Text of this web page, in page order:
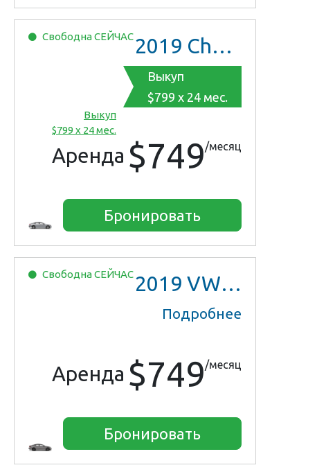
СвободнаСЕЙЧАС2019 Chevrolet Malibu
Выкуп
$799 x 24 мес.
Выкуп
$799 x 24 мес.
Аренда $749/месяц
Бронировать
СвободнаСЕЙЧАС2019 VW Jetta
Подробнее
Аренда $749/месяц
Бронировать